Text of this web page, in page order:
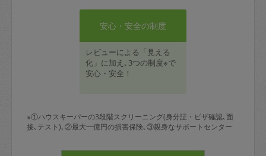
安心・安全の制度
レビューによる「見える
化」に加え､3つの制度※で
安心・安全！
※①ハウスキーパーの3段階スクリーニング(身分証・ビザ確認､面
接､テスト)､②最大一億円の損害保険､③親身なサポートセンター